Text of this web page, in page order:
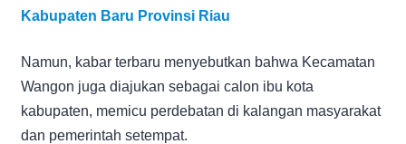
Kabupaten Baru Provinsi Riau
Namun, kabar terbaru menyebutkan bahwa Kecamatan
Wangon juga diajukan sebagai calon ibu kota
kabupaten, memicu perdebatan di kalangan masyarakat
dan pemerintah setempat.